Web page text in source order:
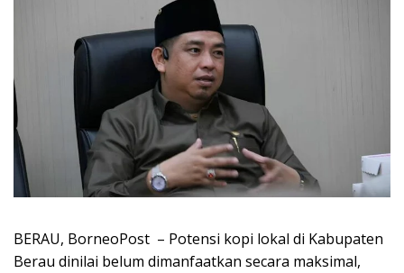
BERAU, BorneoPost – Potensi kopi lokal di Kabupaten
Berau dinilai belum dimanfaatkan secara maksimal,